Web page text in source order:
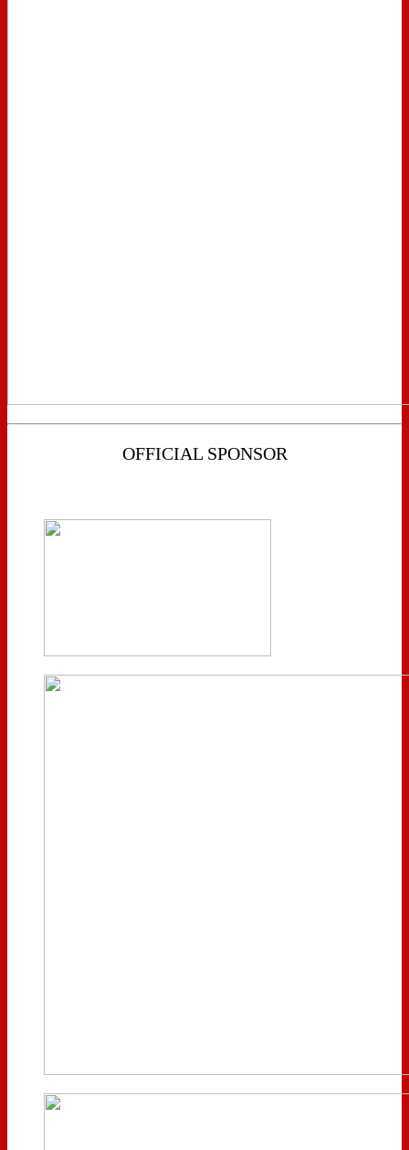
OFFICIAL SPONSOR